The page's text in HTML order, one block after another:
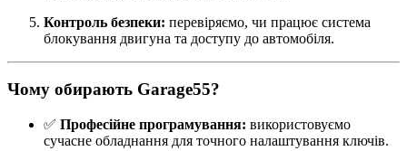
Контроль безпеки: перевіряємо, чи працює система
блокування двигуна та доступу до автомобіля.
Чому обирають Garage55?
✅ Професійне програмування: використовуємо
сучасне обладнання для точного налаштування ключів.